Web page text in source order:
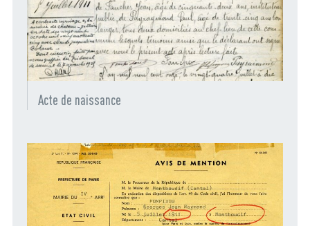
Acte de naissance